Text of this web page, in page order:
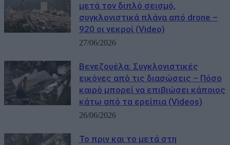
μετά τον διπλό σεισμό,
συγκλονιστικά πλάνα από drone –
920 οι νεκροί (Video)
27/06/2026
Βενεζουέλα: Συγκλονιστικές
εικόνες από τις διασώσεις – Πόσο
καιρό μπορεί να επιβιώσει κάποιος
κάτω από τα ερείπια (Videos)
26/06/2026
Το πριν και το μετά στη